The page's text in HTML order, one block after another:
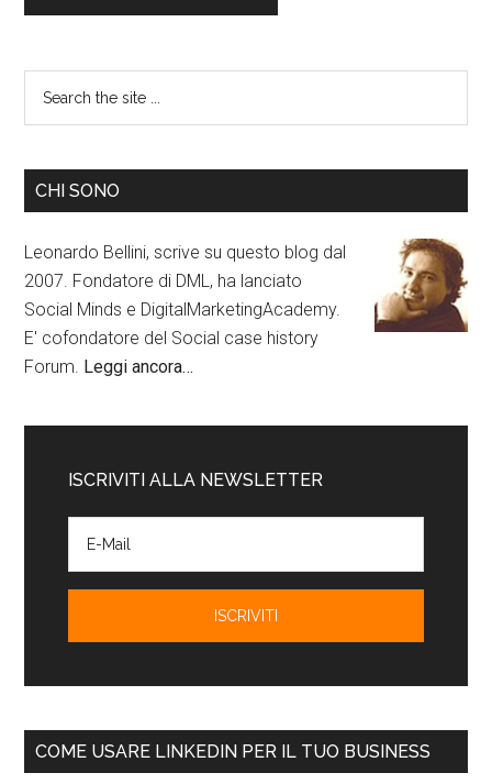
CHI SONO
Leonardo Bellini, scrive su questo blog dal
2007. Fondatore di DML, ha lanciato
Social Minds e DigitalMarketingAcademy.
E' cofondatore del Social case history
Forum. Leggi ancora…
ISCRIVITI ALLA NEWSLETTER
COME USARE LINKEDIN PER IL TUO BUSINESS